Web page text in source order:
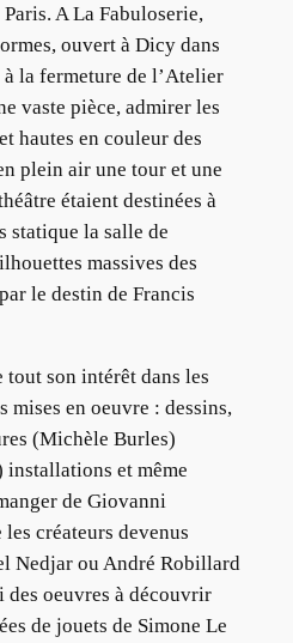
A La Fabuloserie,
ouvert à Dicy dans
la fermeture de l’Atelier
vaste pièce, admirer les
hautes en couleur des
plein air une tour et une
étaient destinées à
statique la salle de
massives des
le destin de Francis
son intérêt dans les
mises en oeuvre : dessins,
(Michèle Burles)
et même
de Giovanni
créateurs devenus
Nedjar ou André Robillard
des oeuvres à découvrir
de jouets de Simone Le